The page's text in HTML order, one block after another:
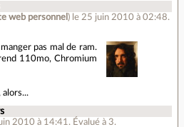
web personnel ) le 25 juin 2010 à 02:48.
pas mal de ram.
110mo, Chromium
2010 à 14:41 . Évalué à 3.